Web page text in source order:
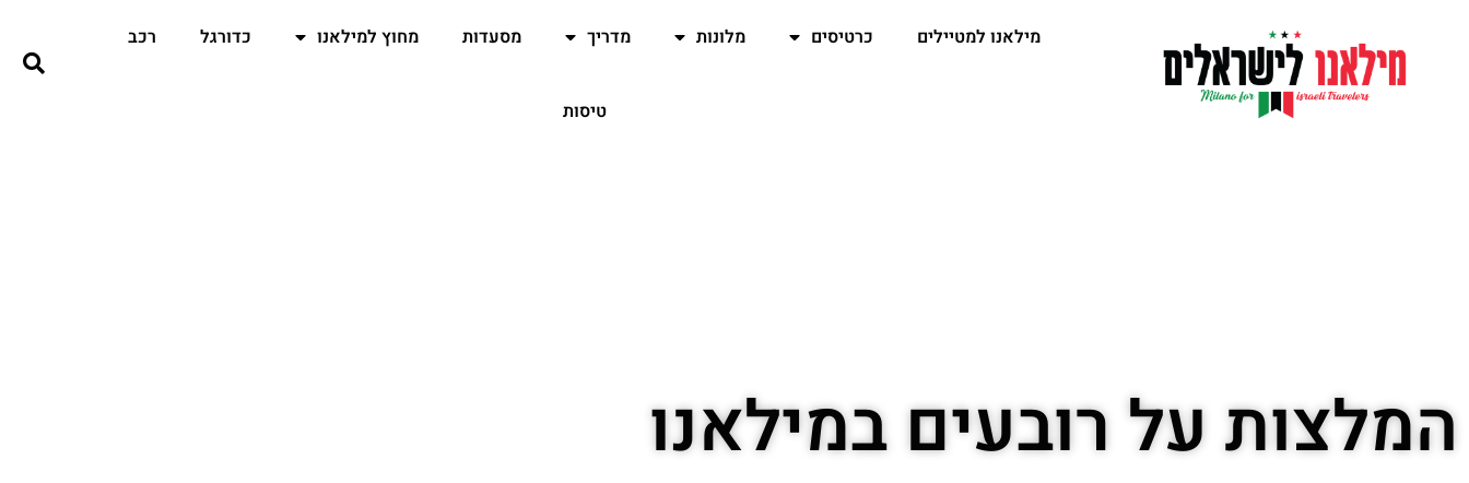
מילאנו למטיילים כרטיסים מלונות מדריך מסעדות מחוץ למילאנו כדורגל רכב
טיסות
המלצות על רובעים במילאנו